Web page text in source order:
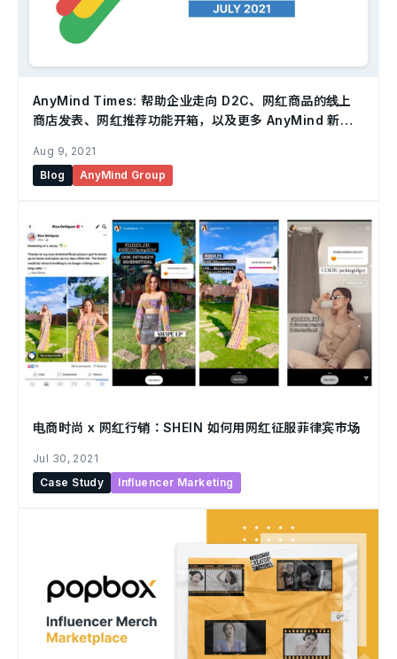
AnyMind Times: 帮助企业走向 D2C、网红商品的线上
商店发表、网红推荐功能开箱，以及更多 AnyMind 新
Aug 9, 2021
Blog
AnyMind Group
电商时尚 x 网红行销：SHEIN 如何用网红征服菲律宾市场
Jul 30, 2021
Case Study
Influencer Marketing